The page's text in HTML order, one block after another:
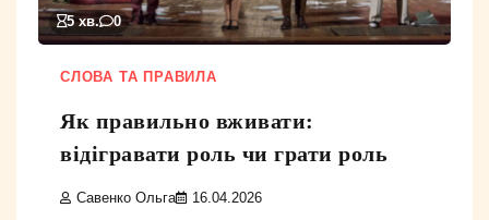
5 хв. 0
СЛОВА ТА ПРАВИЛА
Як правильно вживати:
відігравати роль чи грати роль
Савенко Ольга 16.04.2026